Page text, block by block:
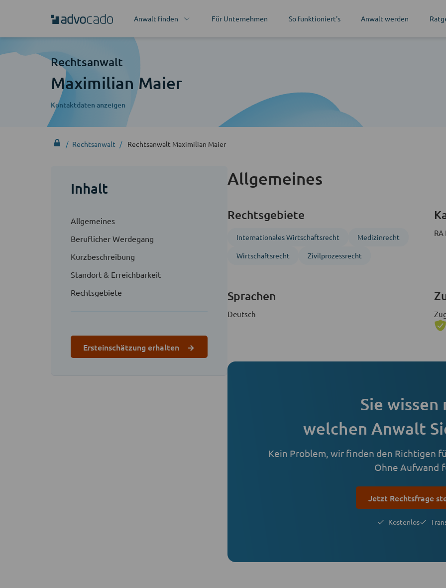
Anwalt finden Für Unternehmen So funktioniert's Anwalt werden
Rechtsanwalt
Maximilian Maier
Kontaktdaten anzeigen
Rechtsanwalt Rechtsanwalt Maximilian Maier
Inhalt
Allgemeines
Beruflicher Werdegang
Kurzbeschreibung
Standort & Erreichbarkeit
Rechtsgebiete
Ersteinschätzung erhalten
Allgemeines
Rechtsgebiete
Inter­nationales Wirtschafts­recht Medizinrecht
Wirtschaftsrecht Zivil­prozess­recht
Sprachen
Deutsch
Sie wissen
welchen Anwalt
Kein Problem, wir finden den Richtigen
Ohne Aufwand
Jetzt Rechtsfrage
Kostenlos